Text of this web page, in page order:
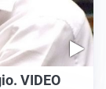
VIDEO